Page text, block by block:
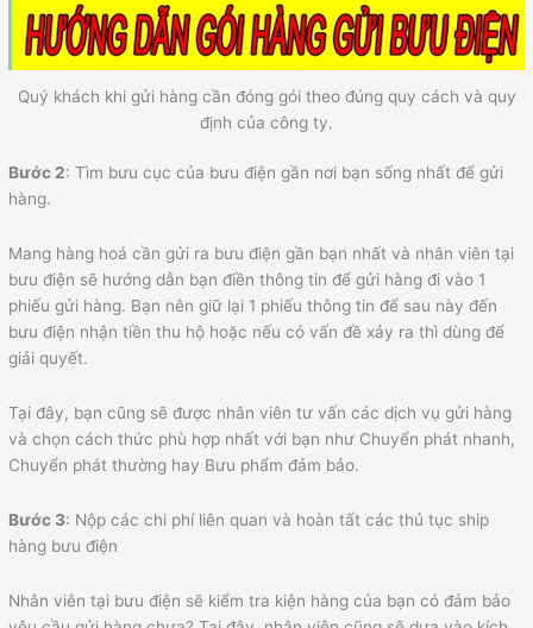
Quý khách khi gửi hàng cần đóng gói theo đúng quy cách và quy
định của công ty.
Bước 2: Tìm bưu cục của bưu điện gần nơi bạn sống nhất để gửi
hàng.
Mang hàng hoá cần gửi ra bưu điện gần bạn nhất và nhân viên tại
bưu điện sẽ hướng dẫn bạn điền thông tin để gửi hàng đi vào 1
phiếu gửi hàng. Bạn nên giữ lại 1 phiếu thông tin để sau này đến
bưu điện nhận tiền thu hộ hoặc nếu có vấn đề xảy ra thì dùng để
giải quyết.
Tại đây, bạn cũng sẽ được nhân viên tư vấn các dịch vụ gửi hàng
và chọn cách thức phù hợp nhất với bạn như Chuyển phát nhanh,
Chuyển phát thường hay Bưu phẩm đảm bảo.
Bước 3: Nộp các chi phí liên quan và hoàn tất các thủ tục ship
hàng bưu điện
Nhân viên tại bưu điện sẽ kiểm tra kiện hàng của bạn có đảm bảo